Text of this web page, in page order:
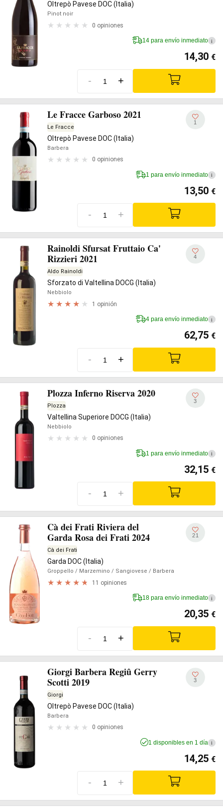
Oltrepò Pavese DOC (Italia)
Pinot noir
0 opiniones
14 para envío inmediato i
14,30 €
- +
Le Fracce Garboso 2021
Le Fracce
Oltrepò Pavese DOC (Italia)
Barbera
0 opiniones
1
1 para envío inmediato i
13,50 €
- +
Rainoldi Sfursat Fruttaio Ca'
Rizzieri 2021
Aldo Rainoldi
Sforzato di Valtellina DOCG (Italia)
Nebbiolo
1 opinión
4
4 para envío inmediato i
62,75 €
- +
Plozza Inferno Riserva 2020
Plozza
Valtellina Superiore DOCG (Italia)
Nebbiolo
0 opiniones
3
1 para envío inmediato i
32,15 €
- +
Cà dei Frati Riviera del
Garda Rosa dei Frati 2024
Cà dei Frati
Garda DOC (Italia)
Groppello / Marzemino / Sangiovese / Barbera
11 opiniones
21
18 para envío inmediato i
20,35 €
- +
Giorgi Barbera Regiû Gerry
Scotti 2019
Giorgi
Oltrepò Pavese DOC (Italia)
Barbera
0 opiniones
3
1 disponibles en 1 día i
14,25 €
- +